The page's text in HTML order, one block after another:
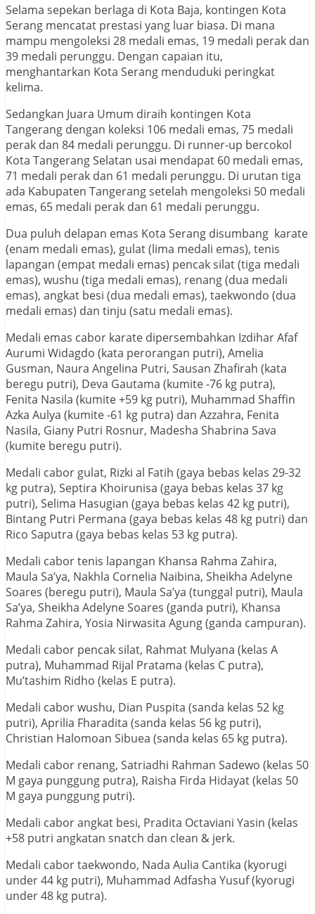
Selama sepekan berlaga di Kota Baja, kontingen Kota
Serang mencatat prestasi yang luar biasa. Di mana
mampu mengoleksi 28 medali emas, 19 medali perak dan
39 medali perunggu. Dengan capaian itu,
menghantarkan Kota Serang menduduki peringkat
kelima.
Sedangkan Juara Umum diraih kontingen Kota
Tangerang dengan koleksi 106 medali emas, 75 medali
perak dan 84 medali perunggu. Di runner-up bercokol
Kota Tangerang Selatan usai mendapat 60 medali emas,
71 medali perak dan 61 medali perunggu. Di urutan tiga
ada Kabupaten Tangerang setelah mengoleksi 50 medali
emas, 65 medali perak dan 61 medali perunggu.
Dua puluh delapan emas Kota Serang disumbang karate
(enam medali emas), gulat (lima medali emas), tenis
lapangan (empat medali emas) pencak silat (tiga medali
emas), wushu (tiga medali emas), renang (dua medali
emas), angkat besi (dua medali emas), taekwondo (dua
medali emas) dan tinju (satu medali emas).
Medali emas cabor karate dipersembahkan Izdihar Afaf
Aurumi Widagdo (kata perorangan putri), Amelia
Gusman, Naura Angelina Putri, Sausan Zhafirah (kata
beregu putri), Deva Gautama (kumite -76 kg putra),
Fenita Nasila (kumite +59 kg putri), Muhammad Shaffin
Azka Aulya (kumite -61 kg putra) dan Azzahra, Fenita
Nasila, Giany Putri Rosnur, Madesha Shabrina Sava
(kumite beregu putri).
Medali cabor gulat, Rizki al Fatih (gaya bebas kelas 29-32
kg putra), Septira Khoirunisa (gaya bebas kelas 37 kg
putri), Selima Hasugian (gaya bebas kelas 42 kg putri),
Bintang Putri Permana (gaya bebas kelas 48 kg putri) dan
Rico Saputra (gaya bebas kelas 53 kg putra).
Medali cabor tenis lapangan Khansa Rahma Zahira,
Maula Sa’ya, Nakhla Cornelia Naibina, Sheikha Adelyne
Soares (beregu putri), Maula Sa’ya (tunggal putri), Maula
Sa’ya, Sheikha Adelyne Soares (ganda putri), Khansa
Rahma Zahira, Yosia Nirwasita Agung (ganda campuran).
Medali cabor pencak silat, Rahmat Mulyana (kelas A
putra), Muhammad Rijal Pratama (kelas C putra),
Mu’tashim Ridho (kelas E putra).
Medali cabor wushu, Dian Puspita (sanda kelas 52 kg
putri), Aprilia Fharadita (sanda kelas 56 kg putri),
Christian Halomoan Sibuea (sanda kelas 65 kg putra).
Medali cabor renang, Satriadhi Rahman Sadewo (kelas 50
M gaya punggung putra), Raisha Firda Hidayat (kelas 50
M gaya punggung putri).
Medali cabor angkat besi, Pradita Octaviani Yasin (kelas
+58 putri angkatan snatch dan clean & jerk.
Medali cabor taekwondo, Nada Aulia Cantika (kyorugi
under 44 kg putri), Muhammad Adfasha Yusuf (kyorugi
under 48 kg putra).